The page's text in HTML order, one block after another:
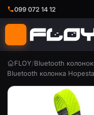
099 072 14 12
FLOY/Bluetooth
Bluetooth колонка